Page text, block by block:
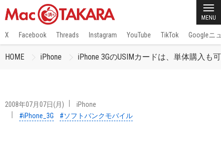
MENU
X Facebook Threads Instagram YouTube TikTok Googleニ
HOME iPhone iPhone 3GのUSIMカードは、単体購入も
2008年07月07日(月)
iPhone
#iPhone_3G
#ソフトバンクモバイル